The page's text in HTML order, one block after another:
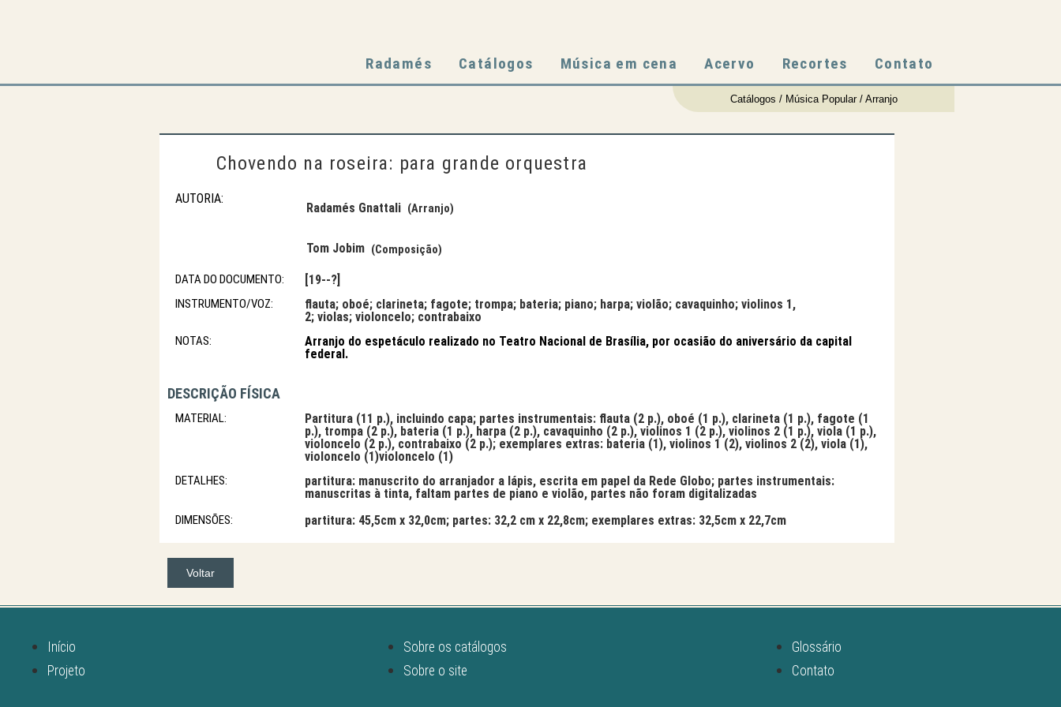
Radamés Catálogos Música em cena Acervo Recortes Contato
Catálogos / Música Popular / Arranjo
Chovendo na roseira: para grande orquestra
AUTORIA:
Radamés Gnattali (Arranjo)
Tom Jobim (Composição)
DATA DO DOCUMENTO: [19--?]
INSTRUMENTO/VOZ:
flauta; oboé; clarineta; fagote; trompa; bateria; piano; harpa; violão; cavaquinho; violinos 1,
2; violas; violoncelo; contrabaixo
NOTAS:
Arranjo do espetáculo realizado no Teatro Nacional de Brasília, por ocasião do aniversário da capital
federal.
DESCRIÇÃO FÍSICA
MATERIAL:
Partitura (11 p.), incluindo capa; partes instrumentais: flauta (2 p.), oboé (1 p.), clarineta (1 p.), fagote (1
p.), trompa (2 p.), bateria (1 p.), harpa (2 p.), cavaquinho (2 p.), violinos 1 (2 p.), violinos 2 (1 p.), viola (1 p.),
violoncelo (2 p.), contrabaixo (2 p.); exemplares extras: bateria (1), violinos 1 (2), violinos 2 (2), viola (1),
violoncelo (1)violoncelo (1)
DETALHES:
partitura: manuscrito do arranjador a lápis, escrita em papel da Rede Globo; partes instrumentais:
manuscritas à tinta, faltam partes de piano e violão, partes não foram digitalizadas
DIMENSÕES: partitura: 45,5cm x 32,0cm; partes: 32,2 cm x 22,8cm; exemplares extras: 32,5cm x 22,7cm
Voltar
Início
Projeto
Sobre os catálogos
Sobre o site
Glossário
Contato